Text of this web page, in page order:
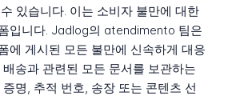
있습니다. 이는 소비자 불만에 대한
입니다. Jadlog의 atendimento 팀은
에 게시된 모든 불만에 신속하게 대응
송과 관련된 모든 문서를 보관하는
명, 추적 번호, 송장 또는 콘텐츠 선